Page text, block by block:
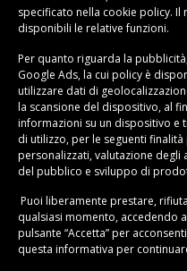
specificato nella cookie policy. Il
disponibili le relative funzioni.
Per quanto riguarda la
Google Ads, la cui policy è
utilizzare dati di
la scansione del dispositivo, al
informazioni su un dispositivo e
di utilizzo, per le seguenti
personalizzati, valutazione degli
del pubblico e sviluppo di
Puoi liberamente prestare,
qualsiasi momento, accedendo
pulsante “Accetta” per
questa informativa per
cartongesso
legno. L’applicazione di
interno, offre un doppio
l’isolamento acustico,
temperatura più
riducendo ladispersione
surriscaldamento in
L’importanza degli
Un altro elemento
una casa è la scelta degli
finestre e le porte sono i